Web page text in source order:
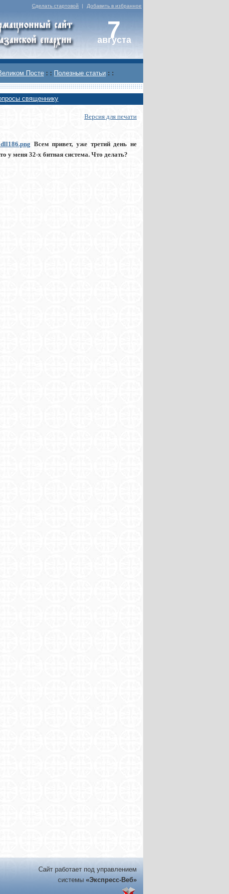
Сделать стартовой | Добавить в избранное
7
августа
Посте : : Полезные статьи : :
священнику
Версия для печати
Всем привет, уже третий день не
у меня 32-х битная система. Что делать?
Сайт работает под управлением
системы «Экспресс-Веб»